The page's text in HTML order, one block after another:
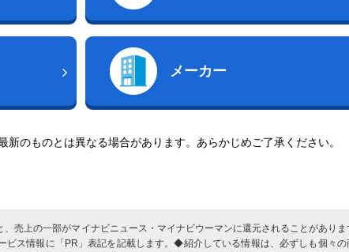
メーカー
のものとは異なる場合があります。あらかじめご了承ください。
売上の一部がマイナビニュース・マイナビウーマンに還元されることがあり
ビス情報に「PR」表記を記載します。◆紹介している情報は、必ずしも個々の